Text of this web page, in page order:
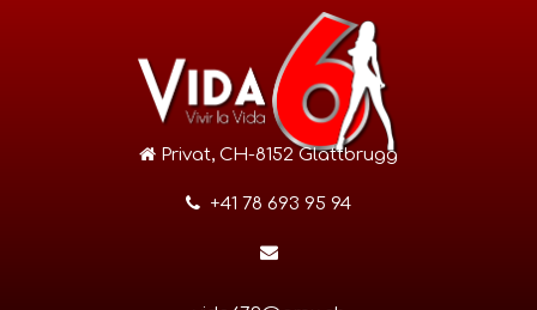
Privat, CH-8152 Glattbrugg
+41 78 693 95 94